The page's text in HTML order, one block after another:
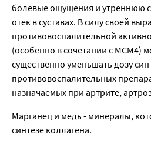
болевые ощущения и утреннюю
отек в суставах. В силу своей
противовоспалительной
(особенно в сочетании с МСМ4)
существенно уменьшать дозу
противовоспалительных
назначаемых при артрите,
Марганец и медь - минералы,
синтезе коллагена.